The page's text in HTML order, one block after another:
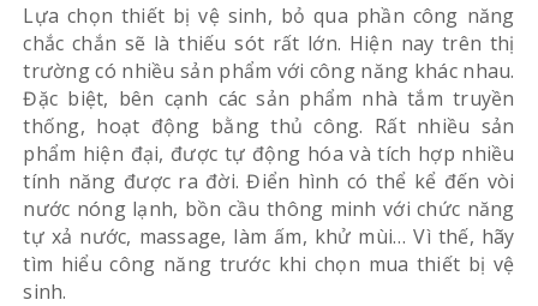
Lựa chọn thiết bị vệ sinh, bỏ qua phần công năng
chắc chắn sẽ là thiếu sót rất lớn. Hiện nay trên thị
trường có nhiều sản phẩm với công năng khác nhau.
Đặc biệt, bên cạnh các sản phẩm nhà tắm truyền
thống, hoạt động bằng thủ công. Rất nhiều sản
phẩm hiện đại, được tự động hóa và tích hợp nhiều
tính năng được ra đời. Điển hình có thể kể đến vòi
nước nóng lạnh, bồn cầu thông minh với chức năng
tự xả nước, massage, làm ấm, khử mùi… Vì thế, hãy
tìm hiểu công năng trước khi chọn mua thiết bị vệ
sinh.